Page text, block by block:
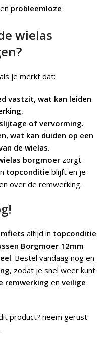
probleemloze
wielas
als je merkt dat:
vastzit, wat kan leiden
of vervorming.
wat kan duiden op een
de wielas.
borgmoer zorgt
topconditie blijft en je
over de remwerking.
altijd in topconditie
Borgmoer 12mm
. Bestel vandaag nog en
, zodat je snel weer kunt
remwerking en veilige
product? neem gerust
.